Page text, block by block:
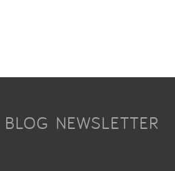
BLOG NEWSLETTER